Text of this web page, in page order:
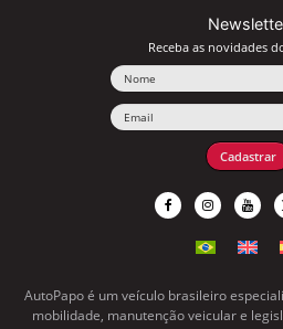
Receba as novidades
Cadastrar
AutoPapo é um veículo brasileiro
mobilidade, manutenção veicular e